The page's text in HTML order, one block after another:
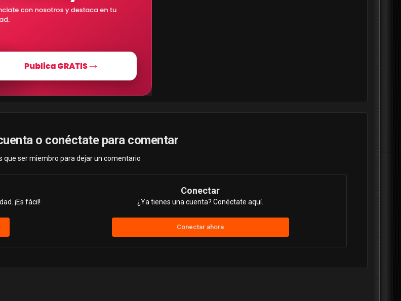
o conéctate para comentar
que ser miembro para dejar un comentario
¡Es fácil!
Conectar
¿Ya tienes una cuenta? Conéctate aquí.
Conectar ahora